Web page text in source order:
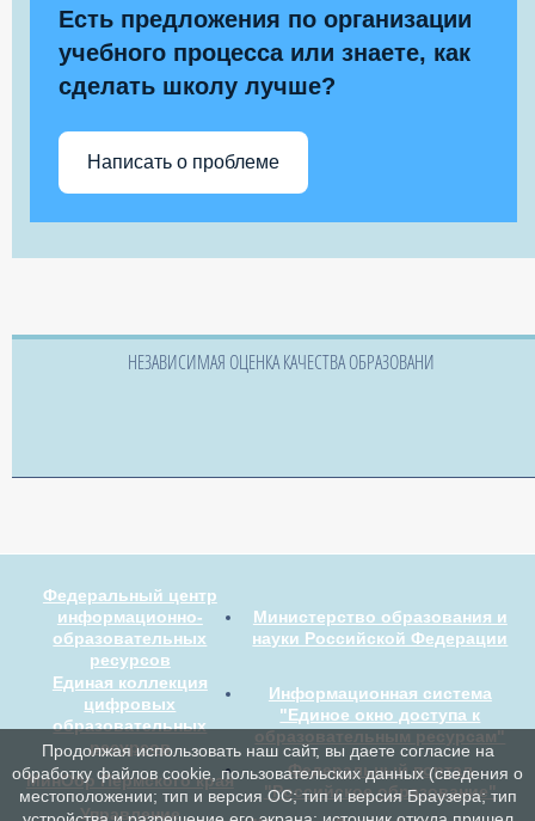
Есть предложения по организации
учебного процесса или знаете, как
сделать школу лучше?
Написать о проблеме
НЕЗАВИСИМАЯ ОЦЕНКА КАЧЕСТВА ОБРАЗОВАНИ
Федеральный центр
информационно-
образовательных
ресурсов
Министерство образования и
науки Российской Федерации
Единая коллекция
цифровых
образовательных
ресурсов
Информационная система
"Единое окно доступа к
образовательным ресурсам"
МинОбр Пермского края
Федеральный портал
"Российское образование"
Управление
Продолжая использовать наш сайт, вы даете согласие на
обработку файлов cookie, пользовательских данных (сведения о
местоположении; тип и версия ОС; тип и версия Браузера; тип